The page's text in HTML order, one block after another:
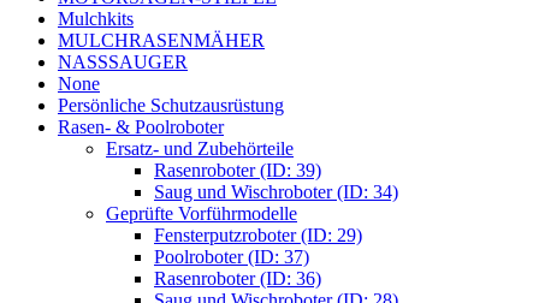
Mulchkits
MULCHRASENMÄHER
NASSSAUGER
None
Persönliche Schutzausrüstung
Rasen- & Poolroboter
Ersatz- und Zubehörteile
Rasenroboter (ID: 39)
Saug und Wischroboter (ID: 34)
Geprüfte Vorführmodelle
Fensterputzroboter (ID: 29)
Poolroboter (ID: 37)
Rasenroboter (ID: 36)